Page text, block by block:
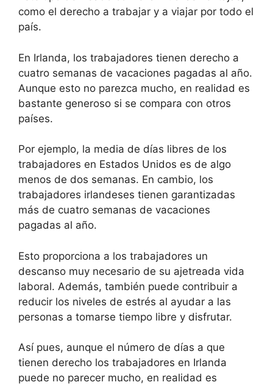
como el derecho a trabajar y a viajar por todo el
país.
En Irlanda, los trabajadores tienen derecho a
cuatro semanas de vacaciones pagadas al año.
Aunque esto no parezca mucho, en realidad es
bastante generoso si se compara con otros
países.
Por ejemplo, la media de días libres de los
trabajadores en Estados Unidos es de algo
menos de dos semanas. En cambio, los
trabajadores irlandeses tienen garantizadas
más de cuatro semanas de vacaciones
pagadas al año.
Esto proporciona a los trabajadores un
descanso muy necesario de su ajetreada vida
laboral. Además, también puede contribuir a
reducir los niveles de estrés al ayudar a las
personas a tomarse tiempo libre y disfrutar.
Así pues, aunque el número de días a que
tienen derecho los trabajadores en Irlanda
puede no parecer mucho, en realidad es